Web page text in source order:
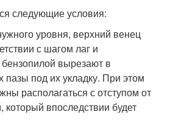
следующие условия:
уровня, верхний венец
с шагом лаг и
бензопилой вырезают в
пазы под их укладку. При этом
располагаться с отступом от
который впоследствии будет